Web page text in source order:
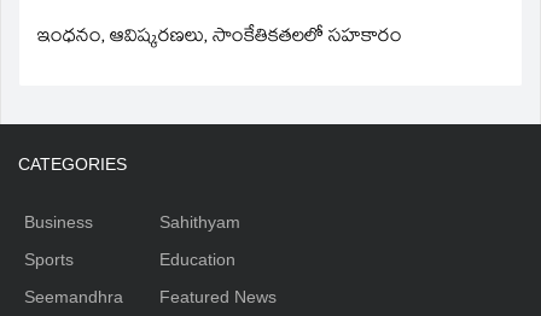
ఇంధనం, ఆవిష్కరణలు, సాంకేతికతలలో సహకారం
CATEGORIES
Business
Sports
Seemandhra
Sahithyam
Education
Featured News